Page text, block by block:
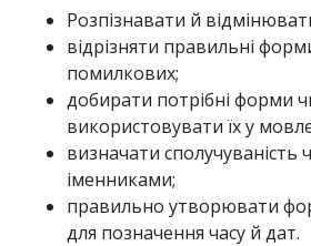
Розпізнавати й
відрізняти правильні
помилкових;
добирати потрібні форми
використовувати їх у
визначати сполучуваність
іменниками;
правильно утворювати
для позначення часу й дат.